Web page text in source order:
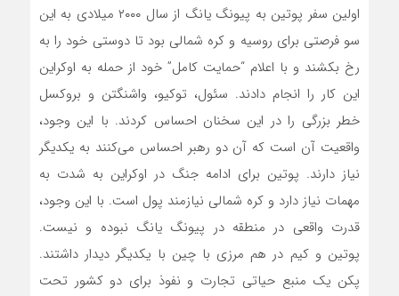
اولین سفر پوتین به پیونگ یانگ از سال ۲۰۰۰ میلادی به این
سو فرصتی برای روسیه و کره شمالی بود تا دوستی خود را به
رخ بکشند و با اعلام “حمایت کامل” خود از حمله به اوکراین
این کار را انجام دادند. سئول، توکیو، واشنگتن و بروکسل
خطر بزرگی را در این سخنان احساس کردند. با این وجود،
واقعیت آن است که آن دو رهبر احساس می‌کنند به یکدیگر
نیاز دارند. پوتین برای ادامه جنگ در اوکراین به شدت به
مهمات نیاز دارد و کره شمالی نیازمند پول است. با این وجود،
قدرت واقعی در منطقه در پیونگ یانگ نبوده و نیست.
پوتین و کیم در هم مرزی با چین با یکدیگر دیدار داشتند.
پکن یک منبع حیاتی تجارت و نفوذ برای دو کشور تحت